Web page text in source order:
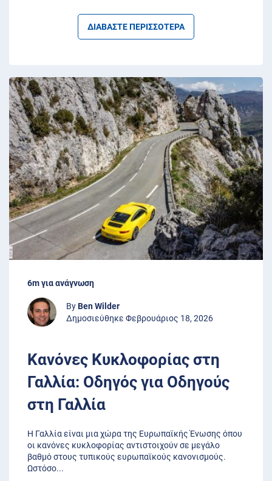
ΔΙΑΒΑΣΤΕ ΠΕΡΙΣΣΟΤΕΡΑ
6m για ανάγνωση
ByBen Wilder
Δημοσιεύθηκε Φεβρουάριος 18, 2026
Κανόνες Κυκλοφορίας στη
Γαλλία: Οδηγός για Οδηγούς
στη Γαλλία
Η Γαλλία είναι μια χώρα της Ευρωπαϊκής Ένωσης όπου
οι κανόνες κυκλοφορίας αντιστοιχούν σε μεγάλο
βαθμό στους τυπικούς ευρωπαϊκούς κανονισμούς.
Ωστόσο...